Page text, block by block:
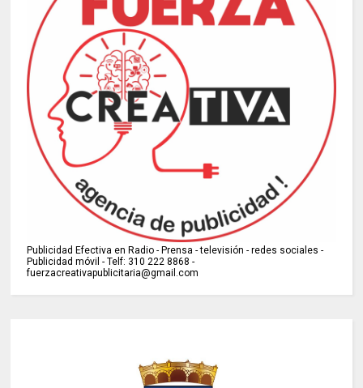
Publicidad Efectiva en Radio - Prensa - televisión - redes sociales -
Publicidad móvil - Telf: 310 222 8868 -
fuerzacreativapublicitaria@gmail.com